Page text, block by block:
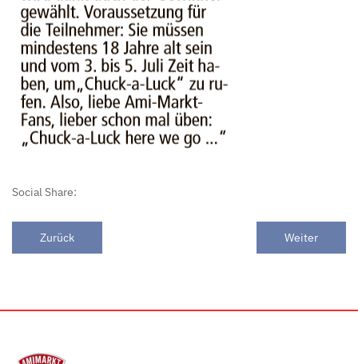
Social Share:
Zurück Weiter